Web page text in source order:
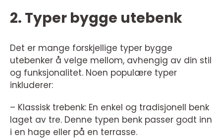
2. Typer bygge utebenk
Det er mange forskjellige typer bygge
utebenker å velge mellom, avhengig av din stil
og funksjonalitet. Noen populære typer
inkluderer:
– Klassisk trebenk: En enkel og tradisjonell benk
laget av tre. Denne typen benk passer godt inn
i en hage eller på en terrasse.